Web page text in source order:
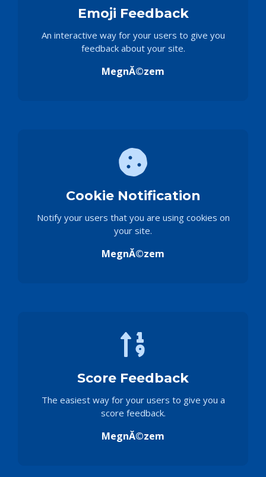
Emoji Feedback
An interactive way for your users to give you
feedback about your site.
MegnĂ©zem
Cookie Notification
Notify your users that you are using cookies on
your site.
MegnĂ©zem
Score Feedback
The easiest way for your users to give you a
score feedback.
MegnĂ©zem